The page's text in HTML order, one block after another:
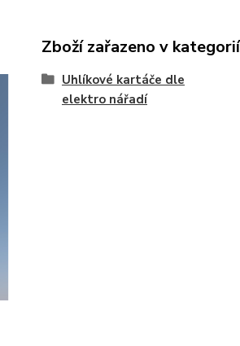
Zboží zařazeno v
Uhlíkové kartáče dle
elektro nářadí